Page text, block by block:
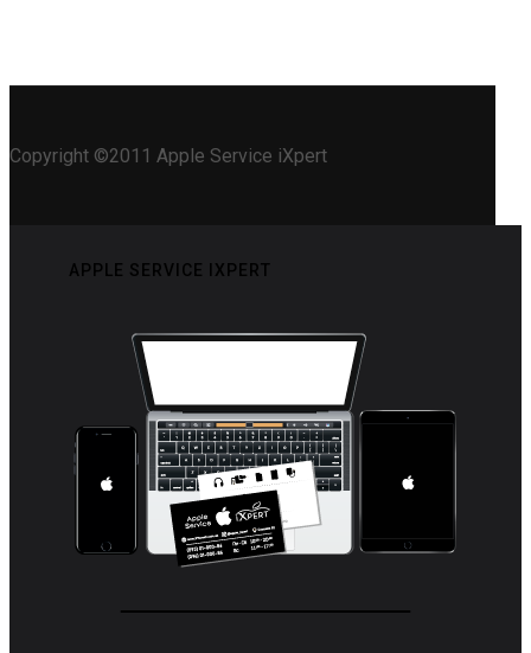
Copyright ©2011 Apple Service iXpert
APPLE SERVICE IXPERT